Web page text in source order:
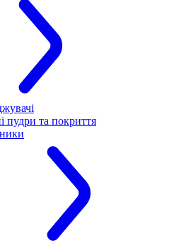
пудри та покриття